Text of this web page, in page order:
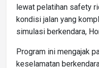
lewat pelatihan safety
kondisi jalan yang
simulasi berkendara,
Program ini mengajak
keselamatan